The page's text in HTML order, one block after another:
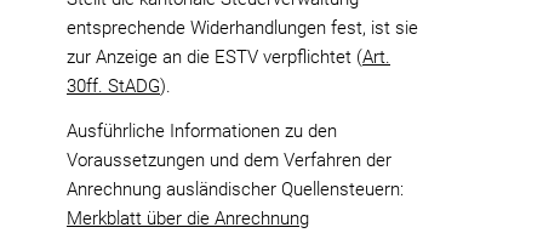
entsprechende Widerhandlungen fest, ist sie
zur Anzeige an die ESTV verpflichtet (Art.
30ff. StADG).
Ausführliche Informationen zu den
Voraussetzungen und dem Verfahren der
Anrechnung ausländischer Quellensteuern:
Merkblatt über die Anrechnung